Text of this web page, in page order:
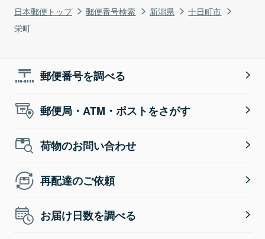
日本郵便トップ 郵便番号検索 新潟県
十日町市
栄町
郵便番号を調べる
郵便局・ATM・ポストをさがす
荷物のお問い合わせ
再配達のご依頼
お届け日数を調べる